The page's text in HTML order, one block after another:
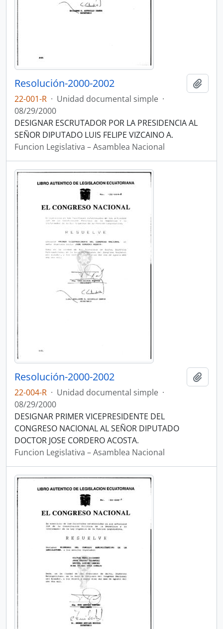
Resolución-2000-2002
22-001-R · Unidad documental simple ·
08/29/2000
DESIGNAR ESCRUTADOR POR LA PRESIDENCIA AL
SEÑOR DIPUTADO LUIS FELIPE VIZCAINO A.
Funcion Legislativa – Asamblea Nacional
Resolución-2000-2002
22-004-R · Unidad documental simple ·
08/29/2000
DESIGNAR PRIMER VICEPRESIDENTE DEL
CONGRESO NACIONAL AL SEÑOR DIPUTADO
DOCTOR JOSE CORDERO ACOSTA.
Funcion Legislativa – Asamblea Nacional